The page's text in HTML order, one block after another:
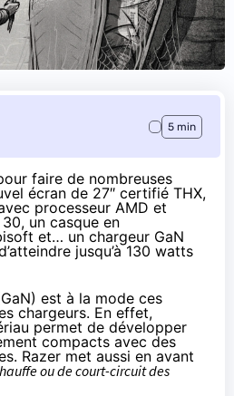
5 min
faire de nombreuses
écran de 27″ certifié THX,
processeur AMD et
un casque en
et… un chargeur GaN
jusqu’à 130 watts
est à la mode ces
chargeurs. En effet,
permet de développer
compacts avec des
Razer met aussi en avant
ou de court-circuit des